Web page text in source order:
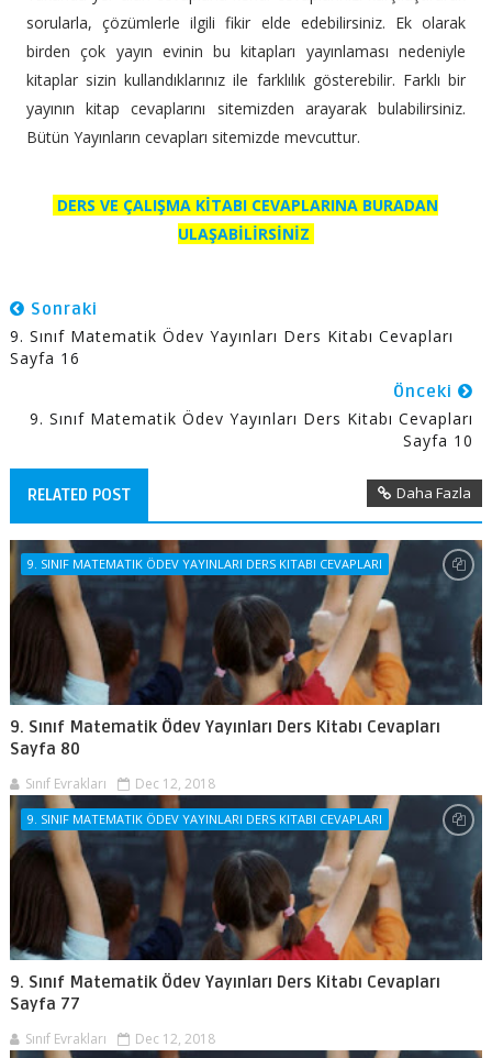
sorularla, çözümlerle ilgili fikir elde edebilirsiniz. Ek olarak
birden çok yayın evinin bu kitapları yayınlaması nedeniyle
kitaplar sizin kullandıklarınız ile farklılık gösterebilir. Farklı bir
yayının kitap cevaplarını sitemizden arayarak bulabilirsiniz.
Bütün Yayınların cevapları sitemizde mevcuttur.
DERS VE ÇALIŞMA KİTABI CEVAPLARINA BURADAN
ULAŞABİLİRSİNİZ
Sonraki
9. Sınıf Matematik Ödev Yayınları Ders Kitabı Cevapları
Sayfa 16
Önceki
9. Sınıf Matematik Ödev Yayınları Ders Kitabı Cevapları
Sayfa 10
RELATED POST Daha Fazla
9. SINIF MATEMATIK ÖDEV YAYINLARI DERS KITABI CEVAPLARI
9. Sınıf Matematik Ödev Yayınları Ders Kitabı Cevapları
Sayfa 80
Sınıf Evrakları Dec 12, 2018
9. SINIF MATEMATIK ÖDEV YAYINLARI DERS KITABI CEVAPLARI
9. Sınıf Matematik Ödev Yayınları Ders Kitabı Cevapları
Sayfa 77
Sınıf Evrakları Dec 12, 2018